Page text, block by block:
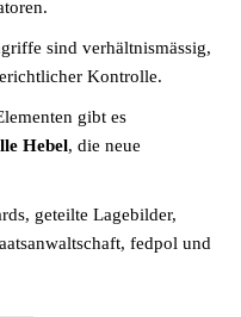
sind verhältnismässig,
Kontrolle.
gibt es
Hebel, die neue
geteilte Lagebilder,
fedpol und